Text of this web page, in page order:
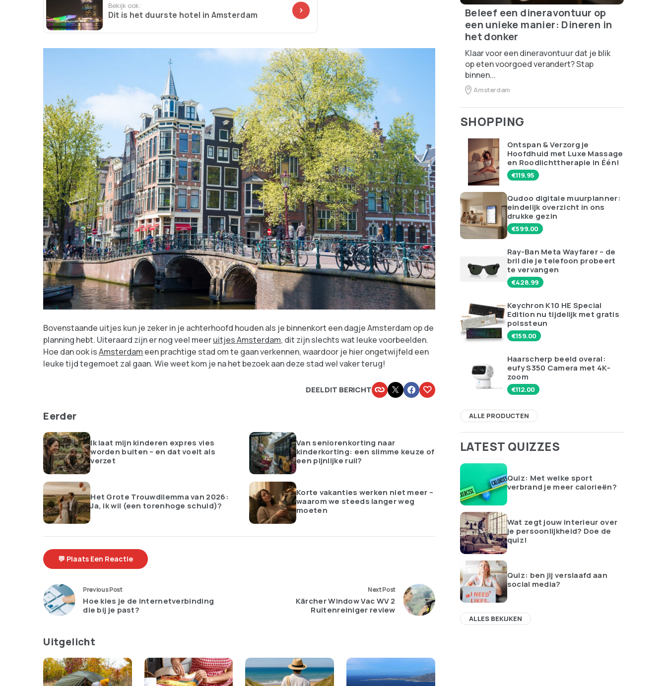
Bekijk ook:
Dit is het duurste hotel in Amsterdam
Bovenstaande uitjes kun je zeker in je achterhoofd houden als je binnenkort een dagje Amsterdam op de
planning hebt. Uiteraard zijn er nog veel meeruitjes Amsterdam, dit zijn slechts wat leuke voorbeelden.
Hoe dan ook isAmsterdam een prachtige stad om te gaan verkennen, waardoor je hier ongetwijfeld een
leuke tijd tegemoet zal gaan. Wie weet kom je na het bezoek aan deze stad wel vaker terug!
DEEL DIT BERICHT
Eerder
Ik laat mijn kinderen expres vies
worden buiten – en dat voelt als
verzet
Van seniorenkorting naar
kinderkorting: een slimme keuze of
een pijnlijke ruil?
Het Grote Trouwdilemma van 2026:
Ja, ik wil (een torenhoge schuld)?
Korte vakanties werken niet meer –
waarom we steeds langer weg
moeten
💬 Plaats Een Reactie
Previous Post
Hoe kies je de internetverbinding
die bij je past?
Next Post
Kärcher Window Vac WV 2
Ruitenreiniger review
Uitgelicht
Beleef een dineravontuur op
een unieke manier: Dineren in
het donker
Klaar voor een dineravontuur dat je blik
op eten voorgoed verandert? Stap
binnen...
Amsterdam
SHOPPING
Ontspan & Verzorg je
Hoofdhuid met Luxe Massage
en Roodlichttherapie in Één!
€119.95
Qudoo digitale muurplanner:
eindelijk overzicht in ons
drukke gezin
€599.00
Ray-Ban Meta Wayfarer – de
bril die je telefoon probeert
te vervangen
€428.99
Keychron K10 HE Special
Edition nu tijdelijk met gratis
polssteun
€159.00
Haarscherp beeld overal:
eufy S350 Camera met 4K-
zoom
€112.00
ALLE PRODUCTEN
LATEST QUIZZES
Quiz: Met welke sport
verbrand je meer calorieën?
Wat zegt jouw interieur over
je persoonlijkheid? Doe de
quiz!
Quiz: ben jij verslaafd aan
social media?
ALLES BEKIJKEN